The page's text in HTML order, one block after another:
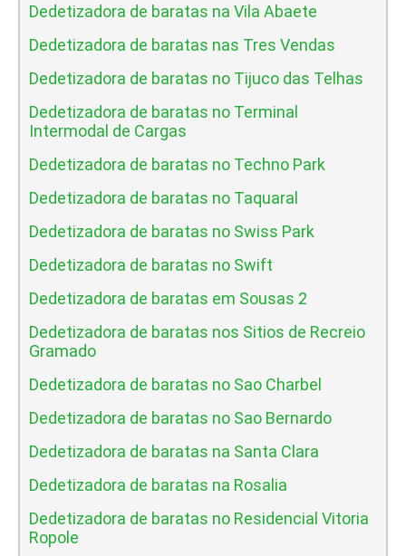
Dedetizadora de baratas na Vila Abaete
Dedetizadora de baratas nas Tres Vendas
Dedetizadora de baratas no Tijuco das Telhas
Dedetizadora de baratas no Terminal
Intermodal de Cargas
Dedetizadora de baratas no Techno Park
Dedetizadora de baratas no Taquaral
Dedetizadora de baratas no Swiss Park
Dedetizadora de baratas no Swift
Dedetizadora de baratas em Sousas 2
Dedetizadora de baratas nos Sitios de Recreio
Gramado
Dedetizadora de baratas no Sao Charbel
Dedetizadora de baratas no Sao Bernardo
Dedetizadora de baratas na Santa Clara
Dedetizadora de baratas na Rosalia
Dedetizadora de baratas no Residencial Vitoria
Ropole